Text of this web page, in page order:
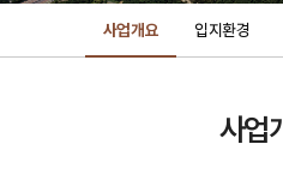
사업개요 입지환경
사업